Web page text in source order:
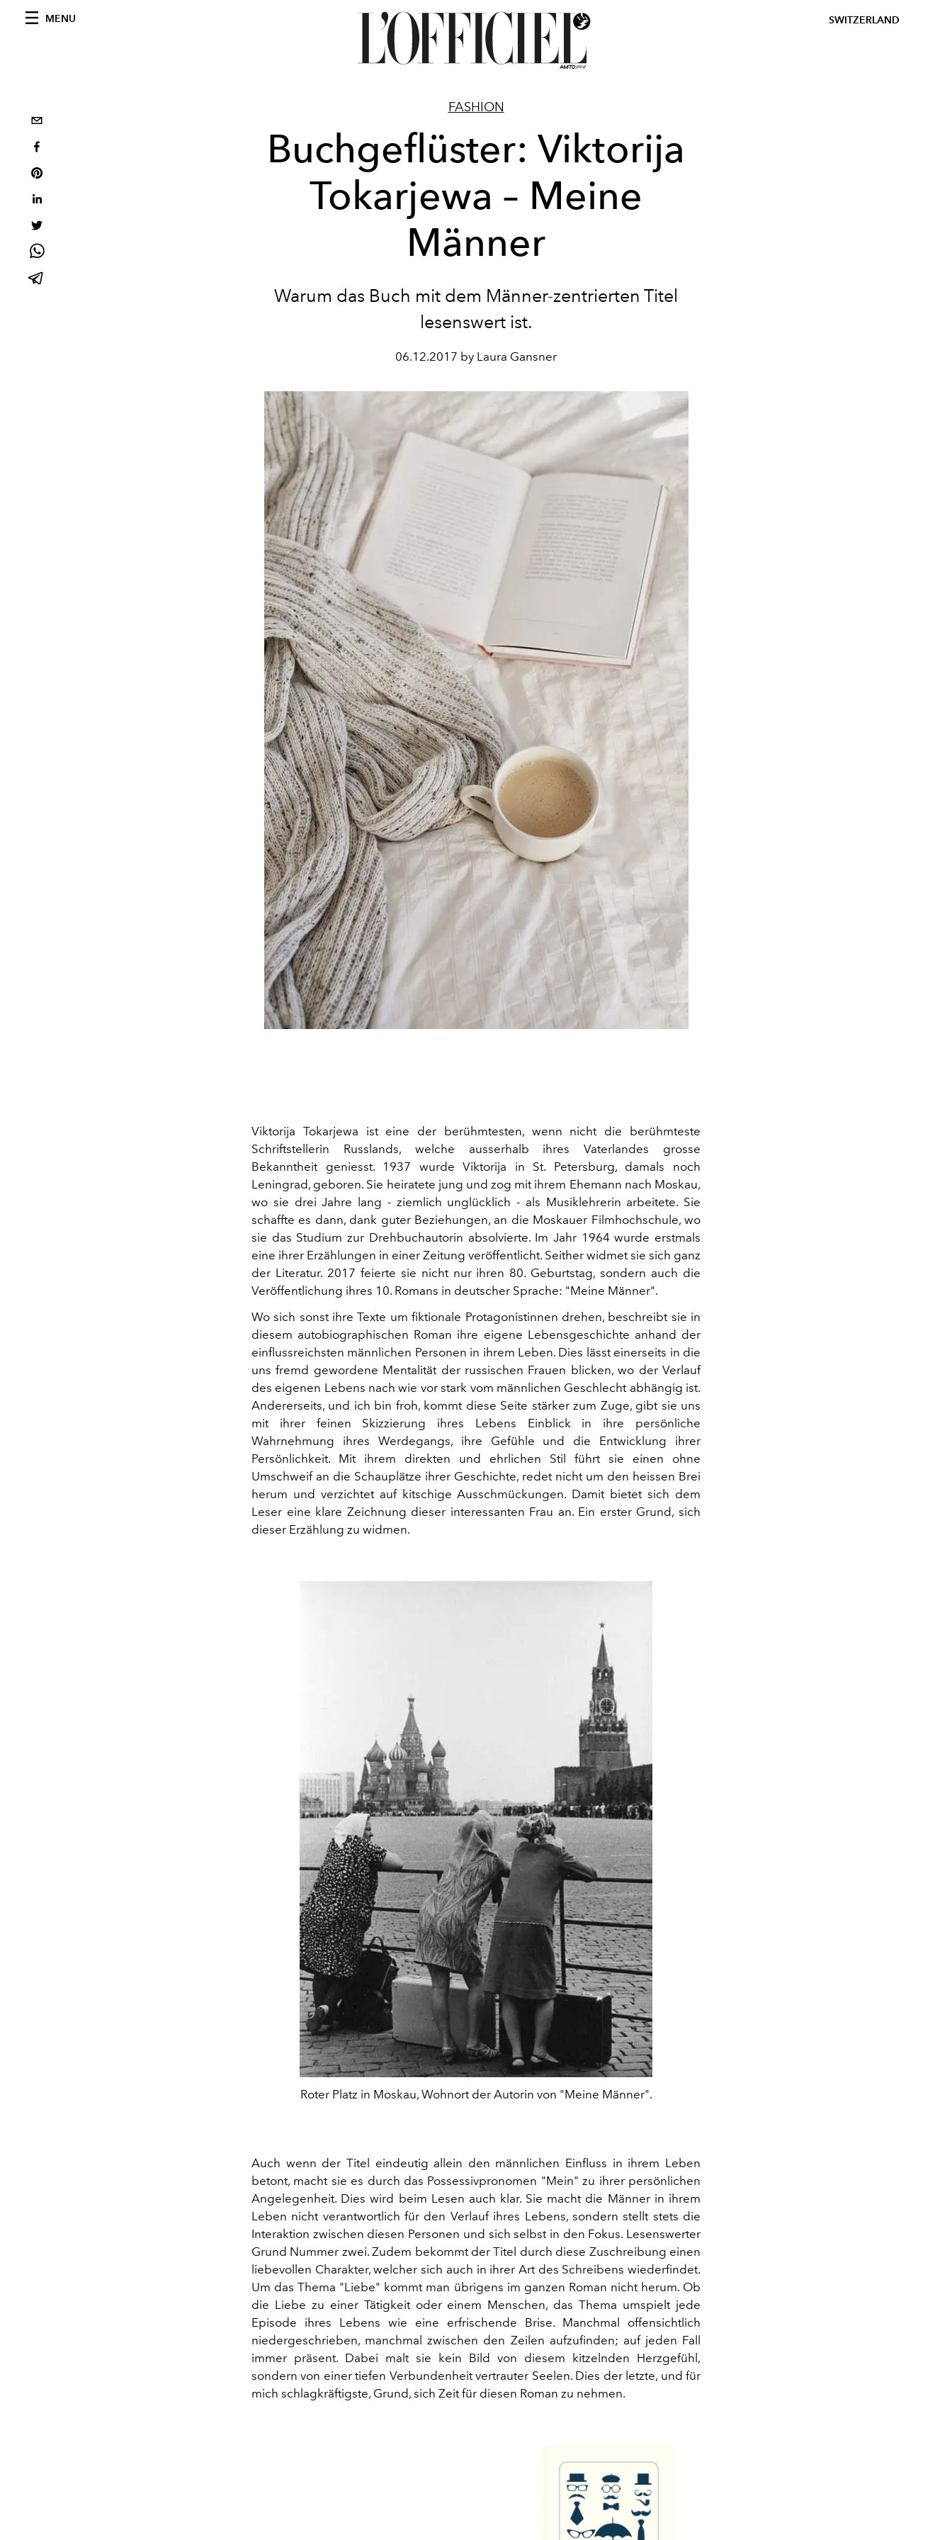
MENU SWITZERLAND
FASHION
Buchgeflüster: Viktorija
Tokarjewa – Meine
Männer
Warum das Buch mit dem Männer-zentrierten Titel
lesenswert ist.
06.12.2017 by Laura Gansner
Viktorija Tokarjewa ist eine der berühmtesten, wenn nicht die berühmteste
Schriftstellerin Russlands, welche ausserhalb ihres Vaterlandes grosse
Bekanntheit geniesst. 1937 wurde Viktorija in St. Petersburg, damals noch
Leningrad, geboren. Sie heiratete jung und zog mit ihrem Ehemann nach Moskau,
wo sie drei Jahre lang - ziemlich unglücklich - als Musiklehrerin arbeitete. Sie
schaffte es dann, dank guter Beziehungen, an die Moskauer Filmhochschule, wo
sie das Studium zur Drehbuchautorin absolvierte. Im Jahr 1964 wurde erstmals
eine ihrer Erzählungen in einer Zeitung veröffentlicht. Seither widmet sie sich ganz
der Literatur. 2017 feierte sie nicht nur ihren 80. Geburtstag, sondern auch die
Veröffentlichung ihres 10. Romans in deutscher Sprache: "Meine Männer".
Wo sich sonst ihre Texte um fiktionale Protagonistinnen drehen, beschreibt sie in
diesem autobiographischen Roman ihre eigene Lebensgeschichte anhand der
einflussreichsten männlichen Personen in ihrem Leben. Dies lässt einerseits in die
uns fremd gewordene Mentalität der russischen Frauen blicken, wo der Verlauf
des eigenen Lebens nach wie vor stark vom männlichen Geschlecht abhängig ist.
Andererseits, und ich bin froh, kommt diese Seite stärker zum Zuge, gibt sie uns
mit ihrer feinen Skizzierung ihres Lebens Einblick in ihre persönliche
Wahrnehmung ihres Werdegangs, ihre Gefühle und die Entwicklung ihrer
Persönlichkeit. Mit ihrem direkten und ehrlichen Stil führt sie einen ohne
Umschweif an die Schauplätze ihrer Geschichte, redet nicht um den heissen Brei
herum und verzichtet auf kitschige Ausschmückungen. Damit bietet sich dem
Leser eine klare Zeichnung dieser interessanten Frau an. Ein erster Grund, sich
dieser Erzählung zu widmen.
Roter Platz in Moskau, Wohnort der Autorin von "Meine Männer".
Auch wenn der Titel eindeutig allein den männlichen Einfluss in ihrem Leben
betont, macht sie es durch das Possessivpronomen "Mein" zu ihrer persönlichen
Angelegenheit. Dies wird beim Lesen auch klar. Sie macht die Männer in ihrem
Leben nicht verantwortlich für den Verlauf ihres Lebens, sondern stellt stets die
Interaktion zwischen diesen Personen und sich selbst in den Fokus. Lesenswerter
Grund Nummer zwei. Zudem bekommt der Titel durch diese Zuschreibung einen
liebevollen Charakter, welcher sich auch in ihrer Art des Schreibens wiederfindet.
Um das Thema "Liebe" kommt man übrigens im ganzen Roman nicht herum. Ob
die Liebe zu einer Tätigkeit oder einem Menschen, das Thema umspielt jede
Episode ihres Lebens wie eine erfrischende Brise. Manchmal offensichtlich
niedergeschrieben, manchmal zwischen den Zeilen aufzufinden; auf jeden Fall
immer präsent. Dabei malt sie kein Bild von diesem kitzelnden Herzgefühl,
sondern von einer tiefen Verbundenheit vertrauter Seelen. Dies der letzte, und für
mich schlagkräftigste, Grund, sich Zeit für diesen Roman zu nehmen.